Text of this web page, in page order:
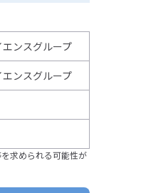
ンスグループ
ンスグループ
求められる可能性が